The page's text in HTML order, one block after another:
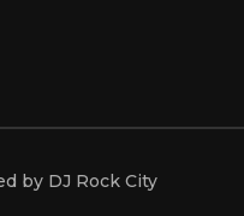
by DJ Rock City